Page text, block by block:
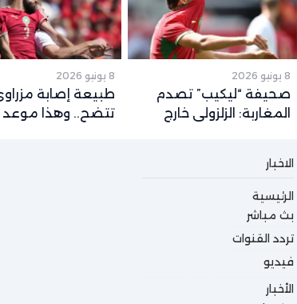
8 يونيو 2026
صحيفة “ليكيب” تصدم
المغاربة: الزلزولي خارج
8 يونيو 2026
طبيعة إصابة
تتضح.. وهذا موعد
الاخبار
الرئيسية
بث مباشر
تردد القنوات
فيديو
الأخبار